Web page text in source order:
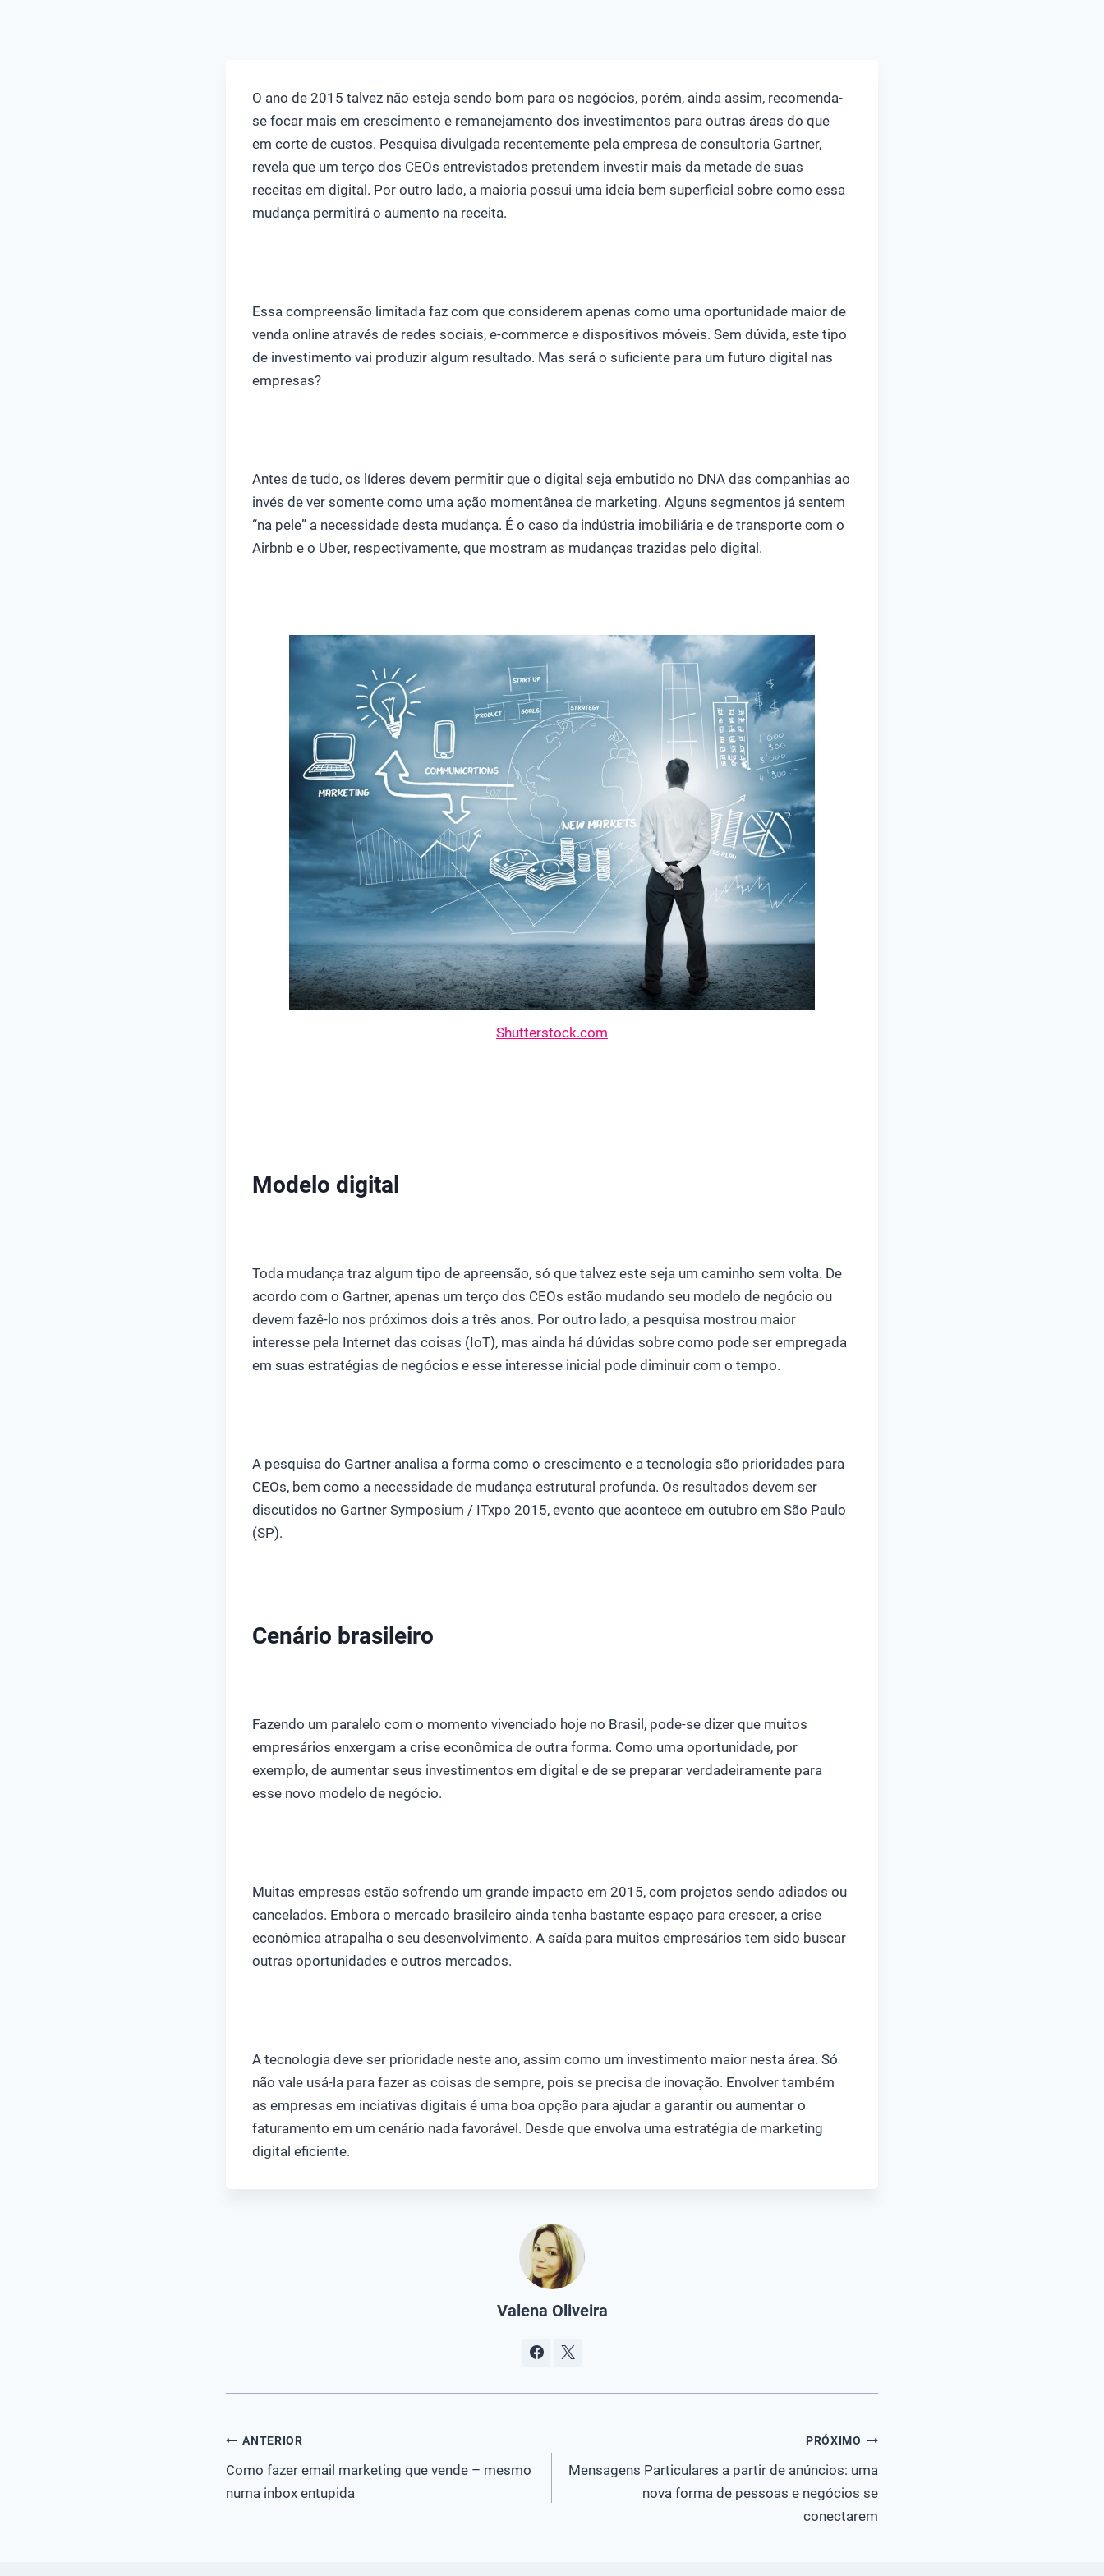
O ano de 2015 talvez não esteja sendo bom para os negócios, porém, ainda assim, recomenda-
se focar mais em crescimento e remanejamento dos investimentos para outras áreas do que
em corte de custos. Pesquisa divulgada recentemente pela empresa de consultoria Gartner,
revela que um terço dos CEOs entrevistados pretendem investir mais da metade de suas
receitas em digital. Por outro lado, a maioria possui uma ideia bem superficial sobre como essa
mudança permitirá o aumento na receita.
Essa compreensão limitada faz com que considerem apenas como uma oportunidade maior de
venda online através de redes sociais, e-commerce e dispositivos móveis. Sem dúvida, este tipo
de investimento vai produzir algum resultado. Mas será o suficiente para um futuro digital nas
empresas?
Antes de tudo, os líderes devem permitir que o digital seja embutido no DNA das companhias ao
invés de ver somente como uma ação momentânea de marketing. Alguns segmentos já sentem
“na pele” a necessidade desta mudança. É o caso da indústria imobiliária e de transporte com o
Airbnb e o Uber, respectivamente, que mostram as mudanças trazidas pelo digital.
Shutterstock.com
Modelo digital
Toda mudança traz algum tipo de apreensão, só que talvez este seja um caminho sem volta. De
acordo com o Gartner, apenas um terço dos CEOs estão mudando seu modelo de negócio ou
devem fazê-lo nos próximos dois a três anos. Por outro lado, a pesquisa mostrou maior
interesse pela Internet das coisas (IoT), mas ainda há dúvidas sobre como pode ser empregada
em suas estratégias de negócios e esse interesse inicial pode diminuir com o tempo.
A pesquisa do Gartner analisa a forma como o crescimento e a tecnologia são prioridades para
CEOs, bem como a necessidade de mudança estrutural profunda. Os resultados devem ser
discutidos no Gartner Symposium / ITxpo 2015, evento que acontece em outubro em São Paulo
(SP).
Cenário brasileiro
Fazendo um paralelo com o momento vivenciado hoje no Brasil, pode-se dizer que muitos
empresários enxergam a crise econômica de outra forma. Como uma oportunidade, por
exemplo, de aumentar seus investimentos em digital e de se preparar verdadeiramente para
esse novo modelo de negócio.
Muitas empresas estão sofrendo um grande impacto em 2015, com projetos sendo adiados ou
cancelados. Embora o mercado brasileiro ainda tenha bastante espaço para crescer, a crise
econômica atrapalha o seu desenvolvimento. A saída para muitos empresários tem sido buscar
outras oportunidades e outros mercados.
A tecnologia deve ser prioridade neste ano, assim como um investimento maior nesta área. Só
não vale usá-la para fazer as coisas de sempre, pois se precisa de inovação. Envolver também
as empresas em inciativas digitais é uma boa opção para ajudar a garantir ou aumentar o
faturamento em um cenário nada favorável. Desde que envolva uma estratégia de marketing
digital eficiente.
Valena Oliveira
Navegação
de
ANTERIOR
Como fazer email marketing que vende – mesmo
numa inbox entupida
PRÓXIMO
Mensagens Particulares a partir de anúncios: uma
nova forma de pessoas e negócios se
conectarem